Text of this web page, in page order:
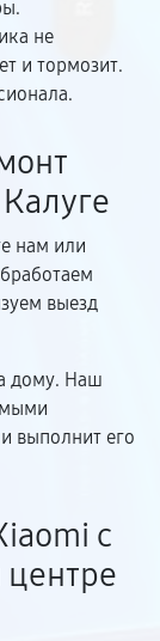
не
и тормозит.
нам или
выезд
дому. Наш
выполнит его
с